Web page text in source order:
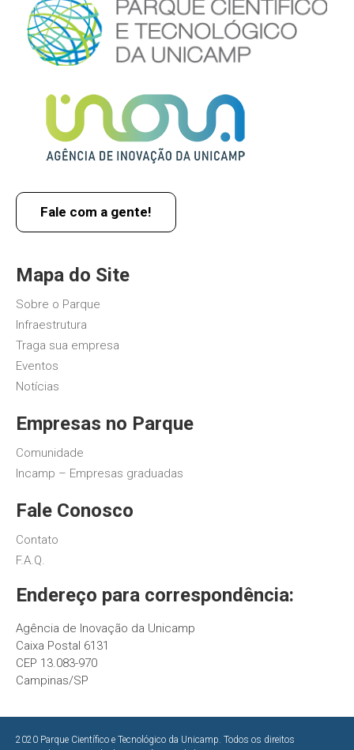
Fale com a gente!
Mapa do Site
Sobre o Parque
Infraestrutura
Traga sua empresa
Eventos
Notícias
Empresas no Parque
Comunidade
Incamp – Empresas graduadas
Fale Conosco
Contato
F.A.Q.
Endereço para correspondência:
Agência de Inovação da Unicamp
Caixa Postal 6131
CEP 13.083-970
Campinas/SP
2020 Parque Científico e Tecnológico da Unicamp. Todos os direitos